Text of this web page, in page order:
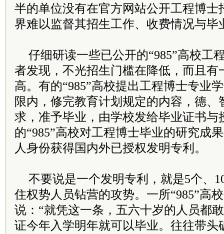
半的单位没有在官方网站公开工程博士
界难以监督其招生工作、收费情况与毕
仔细研读一些已公开的“985”高校工
者发现，不光招生门槛在降低，而且有
高。有的“985”高校提出工程博士专业
限内，修完教育计划规定的内容，德、
求，准予毕业，由学校发给毕业证书与
的“985”高校对工程博士毕业的研究成
人身份获得国内外已授权发明专利。
不要说是一个发明专利，就是5个、
住权势人员钻营的攻势。一所“985”高
说：“就凭这一条，五六十岁的人员都
证今年入学明年就可以毕业。往往带头